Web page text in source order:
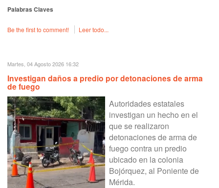
Palabras Claves
Be the first to comment! Leer todo...
Martes, 04 Agosto 2026 16:32
Investigan daños a predio por detonaciones de arma
de fuego
Autoridades estatales
investigan un hecho en el
que se realizaron
detonaciones de arma de
fuego contra un predio
ubicado en la colonia
Bojórquez, al Poniente de
Mérida.